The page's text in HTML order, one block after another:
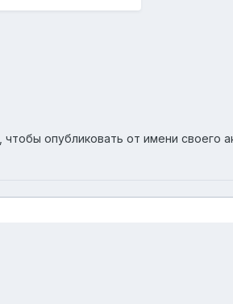
, чтобы опубликовать от имени своего